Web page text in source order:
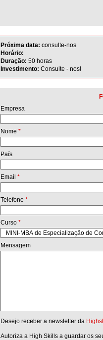
Próxima data: consulte-nos
Horário:
Duração: 50 horas
Investimento: Consulte - nos!
Empresa
Nome *
País
Email *
Telefone *
Curso *
Mensagem
Desejo receber a newsletter da
Autoriza a High Skills a guardar os